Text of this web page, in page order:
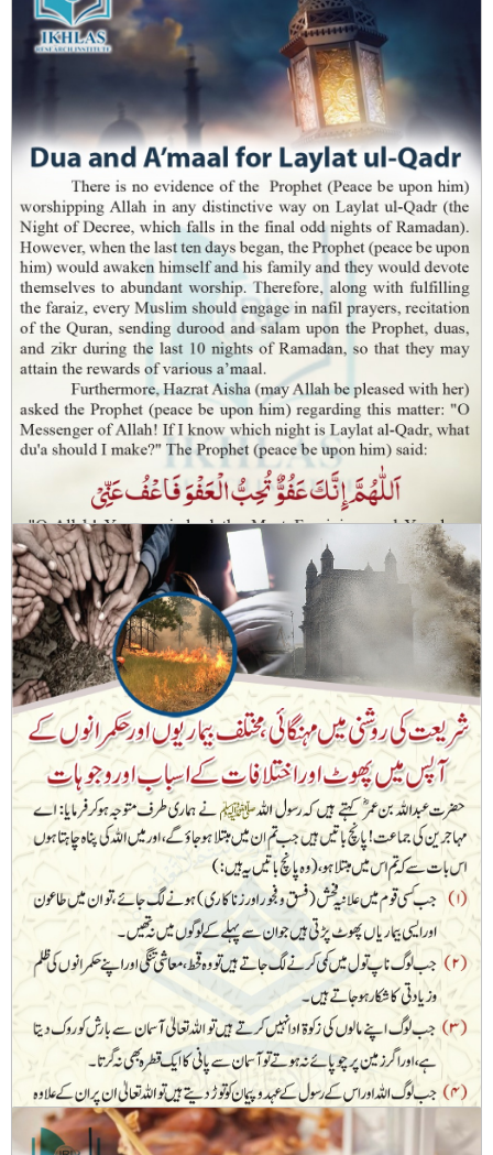
Dua and A’maal for Laylat ul-Qadr